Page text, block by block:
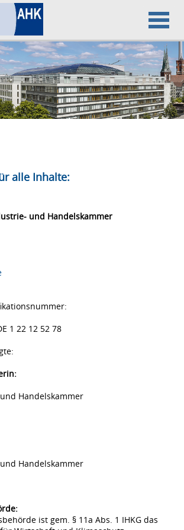
alle Inhalte:
und Handelskammer
1 22 12 52 78
Handelskammer
Handelskammer
ist gem. § 11a Abs. 1 IHKG das